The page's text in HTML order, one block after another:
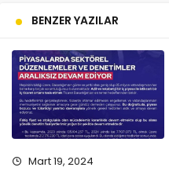
BENZER YAZILAR
Mart 19, 2024